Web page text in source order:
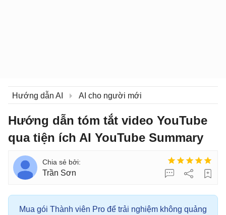
Hướng dẫn AI AI cho người mới
Hướng dẫn tóm tắt video YouTube
qua tiện ích AI YouTube Summary
Trần Sơn
Mua gói Thành viên Pro để trải nghiệm không quảng